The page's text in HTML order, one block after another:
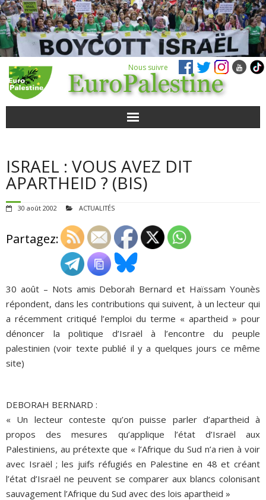
Nous suivre
POUR AGIR
QUI SOMMES-NOUS ?
ADHÉSIONS, DONS, CONTACT
ISRAEL : VOUS AVEZ DIT
APARTHEID ? (BIS)
30 août 2002 ACTUALITÉS
Partagez:
30 août – Nots amis Deborah Bernard et Haïssam Younès
répondent, dans les contributions qui suivent, à un lecteur qui
a récemment critiqué l’emploi du terme « apartheid » pour
dénoncer la politique d’Israël à l’encontre du peuple
palestinien (voir texte publié il y a quelques jours ce même
site)
DEBORAH BERNARD :
« Un lecteur conteste qu’on puisse parler d’apartheid à
propos des mesures qu’applique l’état d’Israël aux
Palestiniens, au prétexte que « l’Afrique du Sud n’a rien à voir
avec Israël ; les juifs réfugiés en Palestine en 48 et créant
l’état d’Israël ne peuvent se comparer aux blancs colonisant
sauvagement l’Afrique du Sud avec des lois apartheid »